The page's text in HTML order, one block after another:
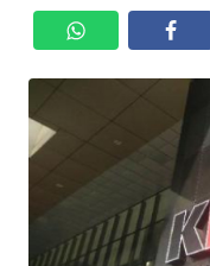
KRIMINAL
EKUIN
SAINS-TEKNO
KESEHATAN